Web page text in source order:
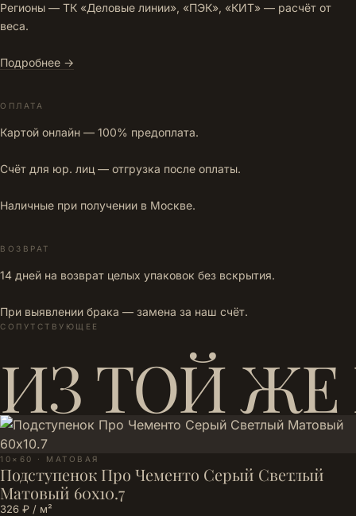
Регионы — ТК «Деловые линии», «ПЭК», «КИТ» — расчёт от
веса.
Подробнее →
ОПЛАТА
Картой онлайн — 100% предоплата.
Счёт для юр. лиц — отгрузка после оплаты.
Наличные при получении в Москве.
ВОЗВРАТ
14 дней на возврат целых упаковок без вскрытия.
При выявлении брака — замена за наш счёт.
СОПУТСТВУЮЩЕЕ
ИЗ ТОЙ ЖЕ
10×60 · МАТОВАЯ
Подступенок Про Чементо Серый Светлый
Матовый 60x10.7
326 ₽ / м²